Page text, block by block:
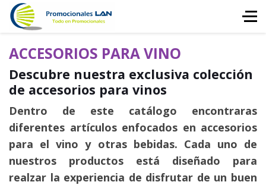
ACCESORIOS PARA VINO
Descubre nuestra exclusiva colección
de accesorios para vinos
Dentro de este catálogo encontraras
diferentes artículos enfocados en accesorios
para el vino y otras bebidas. Cada uno de
nuestros productos está diseñado para
realzar la experiencia de disfrutar de un buen